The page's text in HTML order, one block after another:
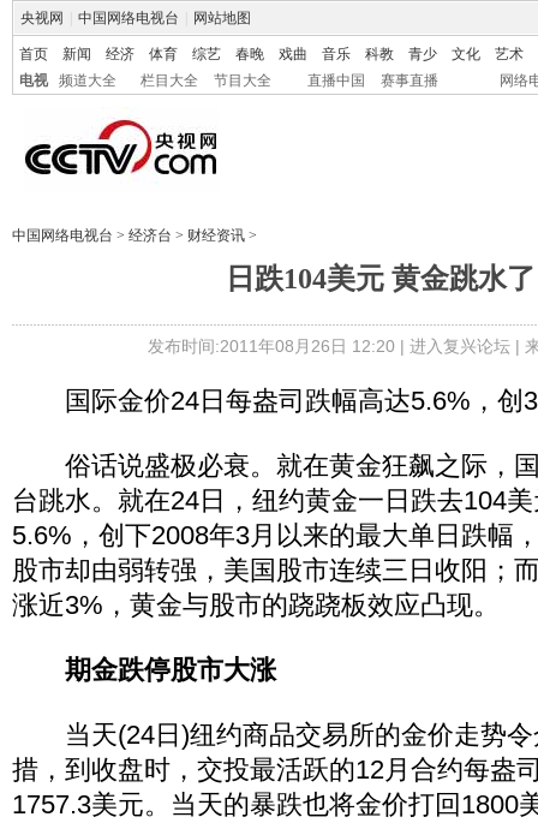
央视网 中国网络电视台 网站地图
首页 新闻 经济 体育 综艺 春晚 戏曲 音乐 科教 青少 文化
艺术
电视
频道大全 栏目大全 节目大全 直播中国 赛事直播 网络
中国网络电视台 > 经济台 > 财经资讯 >
日跌104美元 黄金跳水
发布时间:2011年08月26日 12:20 | 进入复兴论坛|
国际金价24日每盎司跌幅高达5.6%，创3
俗话说盛极必衰。就在黄金狂飙之际，
台跳水。就在24日，纽约黄金一日跌去104
5.6%，创下2008年3月以来的最大单日跌幅
股市却由弱转强，美国股市连续三日收阳；
涨近3%，黄金与股市的跷跷板效应凸现。
期金跌停股市大涨
当天(24日)纽约商品交易所的金价走势令
措，到收盘时，交投最活跃的12月合约每盎
1757.3美元。当天的暴跌也将金价打回1800